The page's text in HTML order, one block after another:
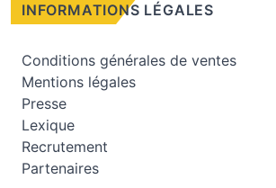
INFORMATIONS LÉGALES
Conditions générales de ventes
Mentions légales
Presse
Lexique
Recrutement
Partenaires